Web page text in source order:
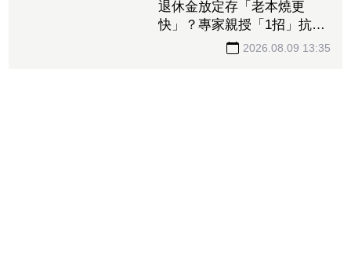
「這3個」假熱點名稱 小心
信用卡個資、帳密一秒遭偷
2026.08.09 13:48
退休金放定存「老本燒更